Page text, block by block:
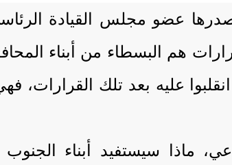
عضو مجلس القيادة
هم البسطاء من أبناء
انقلبوا عليه بعد تلك
ماذا سيستفيد أبناء